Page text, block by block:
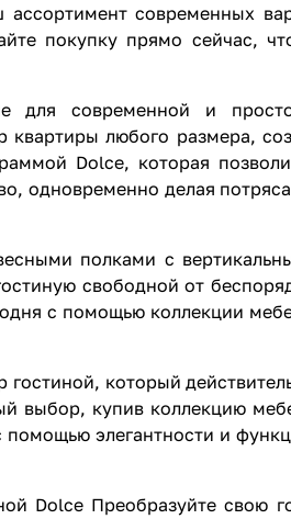
ассортимент современных
покупку прямо сейчас,
для современной и
любого размера,
Dolce, которая
одновременно делая
полками с
свободной от
с помощью коллекции
который
выбор, купив коллекцию
элегантности и
Dolce Преобразуйте свою